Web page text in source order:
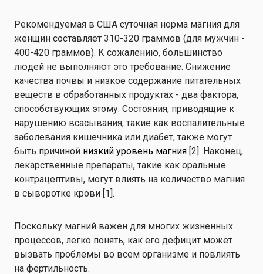
Рекомендуемая в США суточная норма магния для
женщин составляет 310-320 граммов (для мужчин -
400-420 граммов). К сожалению, большинство
людей не выполняют это требование. Снижение
качества почвы и низкое содержание питательных
веществ в обработанных продуктах - два фактора,
способствующих этому. Состояния, приводящие к
нарушению всасывания, такие как воспалительные
заболевания кишечника или диабет, также могут
быть причиной низкий уровень магния [2]. Наконец,
лекарственные препараты, такие как оральные
контрацептивы, могут влиять на количество магния
в сыворотке крови [1].
Поскольку магний важен для многих жизненных
процессов, легко понять, как его дефицит может
вызвать проблемы во всем организме и повлиять
на фертильность.